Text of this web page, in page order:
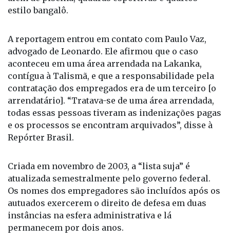
A reportagem entrou em contato com Paulo Vaz,
contígua à Talismã, e que a responsabilidade pela
contratação dos empregados era de um terceiro [o
arrendatário]. “Tratava-se de uma área arrendada,
todas essas pessoas tiveram as indenizações pagas
e os processos se encontram arquivados”, disse à
Repórter Brasil.
Criada em novembro de 2003, a “lista suja” é
Os nomes dos empregadores são incluídos após os
autuados exercerem o direito de defesa em duas
instâncias na esfera administrativa e lá
permanecem por dois anos.
O cadastro é considerado pelas Nações Unidas um